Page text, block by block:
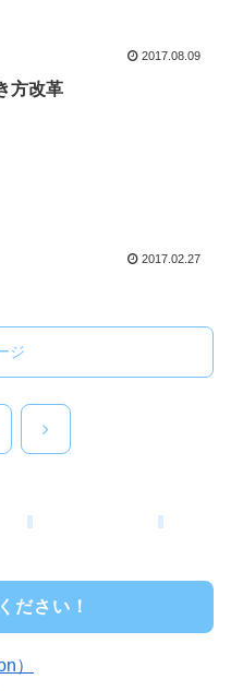
2017.08.09
方改革
2017.02.27
ジ
次
ださい！
）